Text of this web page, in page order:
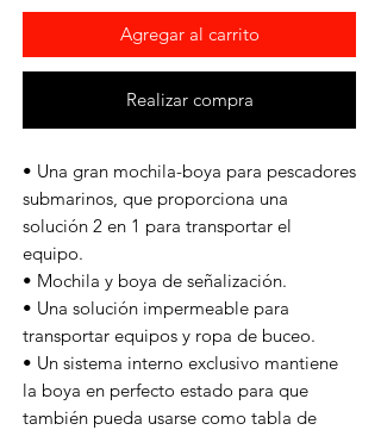
Agregar al carrito
Realizar compra
• Una gran mochila-boya para pescadores
submarinos, que proporciona una
solución 2 en 1 para transportar el
equipo.
• Mochila y boya de señalización.
• Una solución impermeable para
transportar equipos y ropa de buceo.
• Un sistema interno exclusivo mantiene
la boya en perfecto estado para que
también pueda usarse como tabla de